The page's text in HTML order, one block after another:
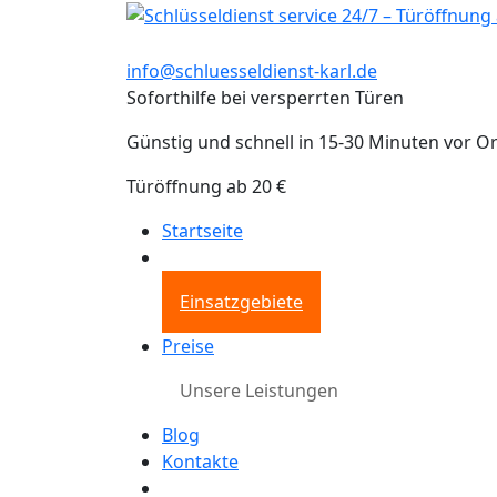
info@schluesseldienst-karl.de
Soforthilfe bei versperrten Türen
Günstig und schnell in 15-30 Minuten vor
Türöffnung ab 20 €
Startseite
Einsatzgebiete
Preise
Unsere Leistungen
Blog
Kontakte